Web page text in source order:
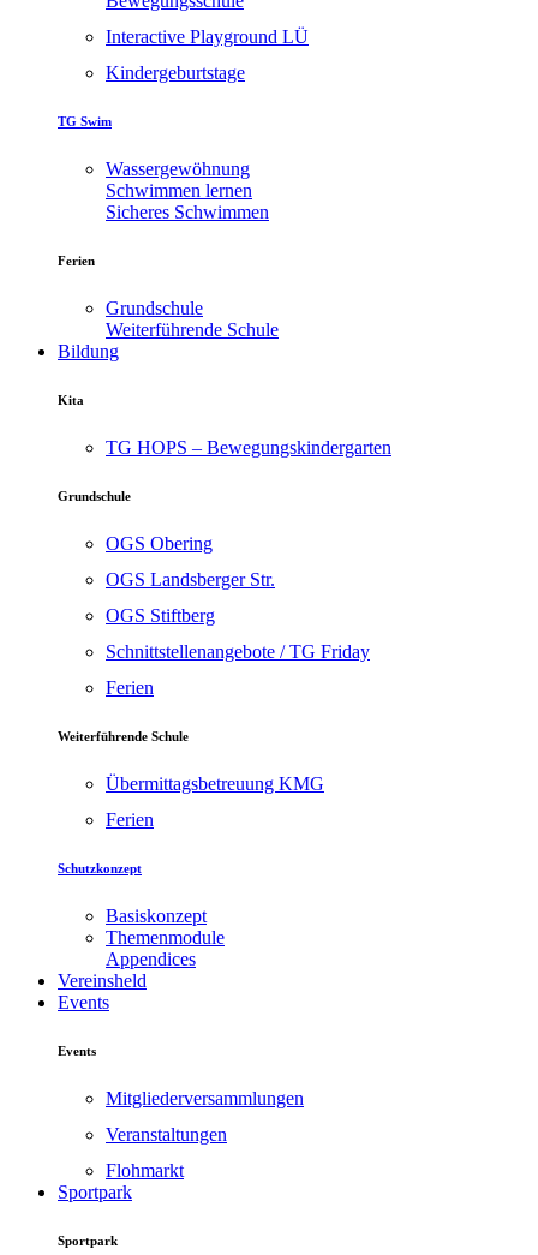
Interactive Playground LÜ
Kindergeburtstage
TG Swim
Wassergewöhnung
Schwimmen lernen
Sicheres Schwimmen
Ferien
Grundschule
Weiterführende Schule
Bildung
Kita
TG HOPS – Bewegungskindergarten
Grundschule
OGS Obering
OGS Landsberger Str.
OGS Stiftberg
Schnittstellenangebote / TG Friday
Ferien
Weiterführende Schule
Übermittagsbetreuung KMG
Ferien
Schutzkonzept
Basiskonzept
Themenmodule
Appendices
Vereinsheld
Events
Events
Mitgliederversammlungen
Veranstaltungen
Flohmarkt
Sportpark
Sportpark